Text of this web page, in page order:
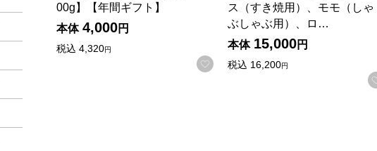
00g】【年間ギフト】
本体 4,000円
税込 4,320円
お気に入りに登録する
ス（すき焼用）、モモ（しゃ
ぶしゃぶ用）、ロ…
本体 15,000円
税込 16,200円